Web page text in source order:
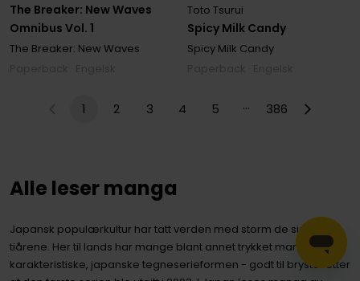
The Breaker: New Waves
Omnibus Vol. 1
The Breaker: New Waves
Spicy Milk Candy
Toto Tsurui
Spicy Milk Candy
1 2 3 4 5 … 386
Alle leser manga
Japansk populærkultur har tatt verden med storm de siste
tiårene. Her til lands har mange blant annet trykket manga - den
karakteristiske, japanske tegneserieformen - godt til brystet etter